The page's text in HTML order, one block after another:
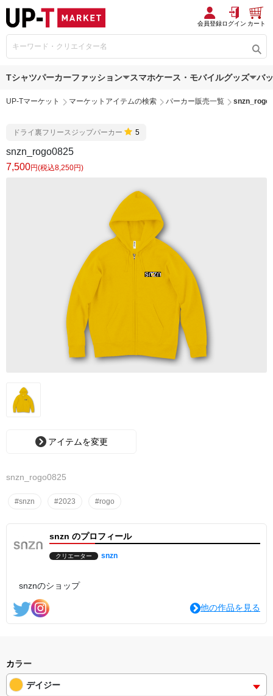
会員登録ログイン カート
Tシャツパーカーファッション スマホケース・モバイルグッズ バ
UP-Tマーケット マーケットアイテムの検索 パーカー販売一覧
ドライ裏フリースジップパーカー 5
snzn_rogo0825
7,500円(税込8,250円)
アイテムを変更
snzn_rogo0825
#snzn #2023 #rogo
snzn のプロフィール
クリエーター snzn
snznのショップ
他の作品を見る
カラー
デイジー